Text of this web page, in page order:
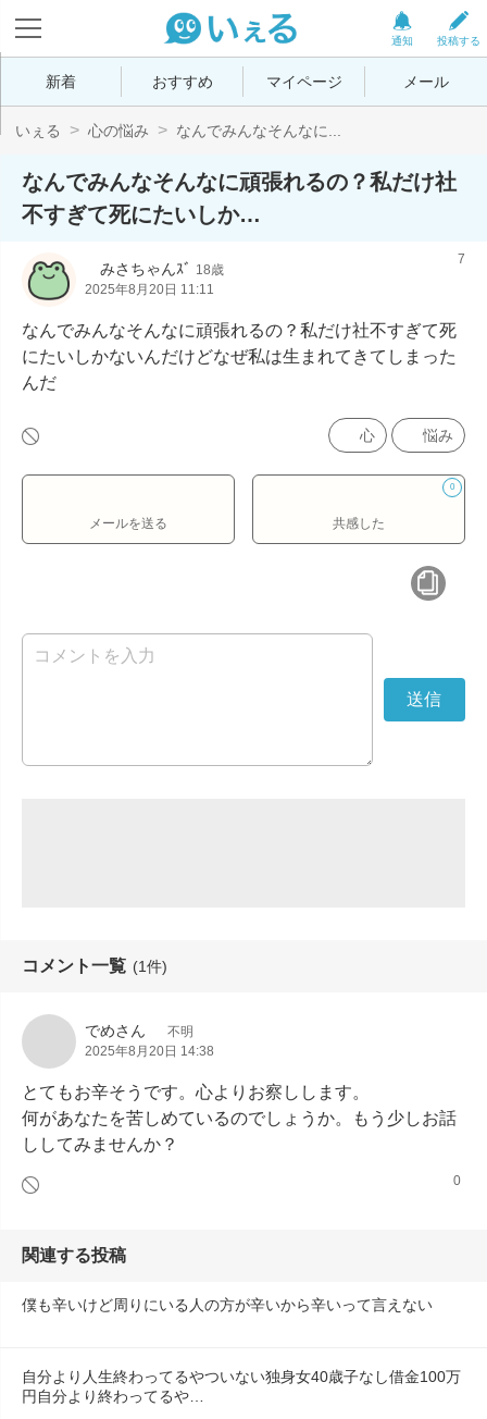
投稿する
通知
新着 おすすめ マイページ メール
いぇる 心の悩み なんでみんなそんなに...
なんでみんなそんなに頑張れるの？私だけ社
不すぎて死にたいしか…
 ︎︎みさちゃんｽﾞ 18歳
2025年8月20日 11:11
7
なんでみんなそんなに頑張れるの？私だけ社不すぎて死
にたいしかないんだけどなぜ私は生まれてきてしまった
んだ
心 悩み
メールを送る
0
共感した
コメント一覧 (1件)
でめさん
不明
2025年8月20日 14:38
とてもお辛そうです。心よりお察しします。
何があなたを苦しめているのでしょうか。もう少しお話
ししてみませんか？
0
関連する投稿
僕も辛いけど周りにいる人の方が辛いから辛いって言えない
自分より人生終わってるやついない独身女40歳子なし借金100万
円自分より終わってるや…